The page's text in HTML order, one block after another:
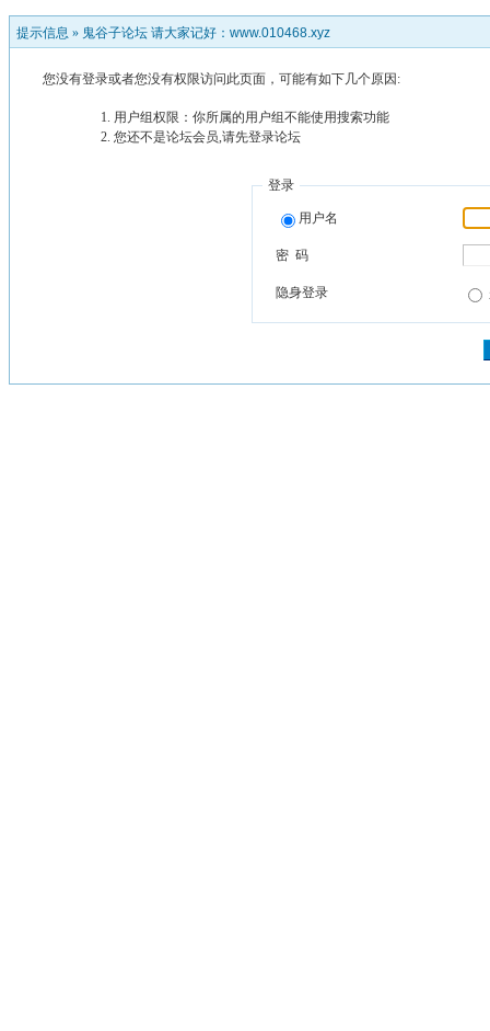
提示信息 » 鬼谷子论坛 请大家记好：www.010468.xyz
您没有登录或者您没有权限访问此页面，可能有如下几个原因:
用户组权限：你所属的用户组不能使用搜索功能
您还不是论坛会员,请先登录论坛
登录
用户名
密 码
隐身登录